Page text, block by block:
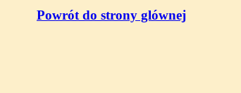
Powrót do strony glównej